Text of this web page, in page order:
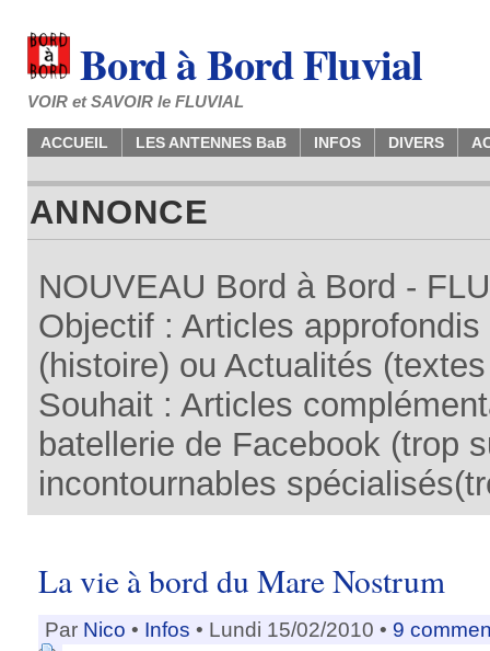
Bord à Bord Fluvial
VOIR et SAVOIR le FLUVIAL
ACCUEIL LES ANTENNES BaB INFOS DIVERS
ANNONCE
NOUVEAU Bord à Bord -
Objectif : Articles
(histoire) ou Actualités
Souhait : Articles
batellerie de Facebook (trop
incontournables
La vie à bord du Mare Nostrum
Par Nico • Infos • Lundi 15/02/2010 • 9